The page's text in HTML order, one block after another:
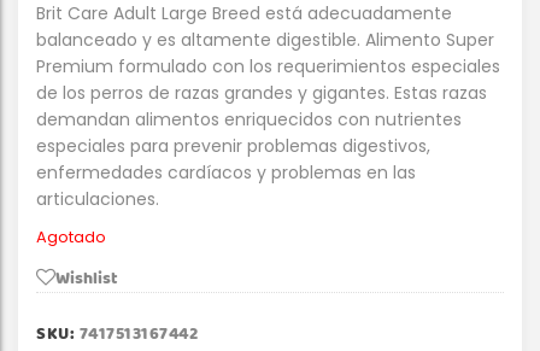
Brit Care Adult Large Breed está adecuadamente
balanceado y es altamente digestible. Alimento Super
Premium formulado con los requerimientos especiales
de los perros de razas grandes y gigantes. Estas razas
demandan alimentos enriquecidos con nutrientes
especiales para prevenir problemas digestivos,
enfermedades cardíacos y problemas en las
articulaciones.
Agotado
Wishlist
SKU: 7417513167442